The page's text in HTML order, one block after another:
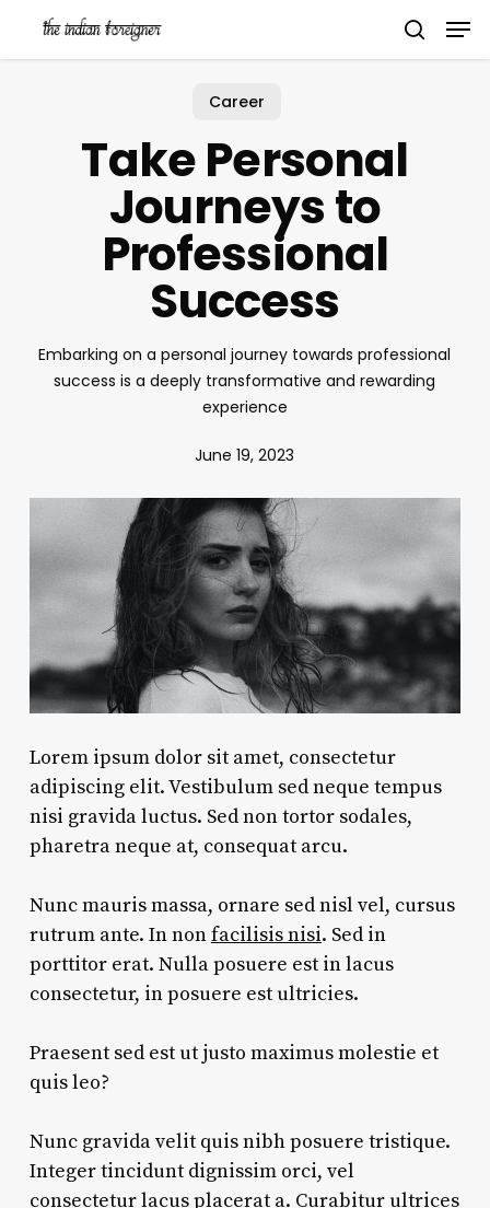
main
Career
Take Personal
Journeys to
Professional
Success
Embarking on a personal journey towards professional
success is a deeply transformative and rewarding
experience
June 19, 2023
Lorem ipsum dolor sit amet, consectetur
adipiscing elit. Vestibulum sed neque tempus
nisi gravida luctus. Sed non tortor sodales,
pharetra neque at, consequat arcu.
Nunc mauris massa, ornare sed nisl vel, cursus
rutrum ante. In nonfacilisis nisi. Sed in
porttitor erat. Nulla posuere est in lacus
consectetur, in posuere est ultricies.
Praesent sed est ut justo maximus molestie et
quis leo?
Nunc gravida velit quis nibh posuere tristique.
Integer tincidunt dignissim orci, vel
consectetur lacus placerat a. Curabitur ultrices